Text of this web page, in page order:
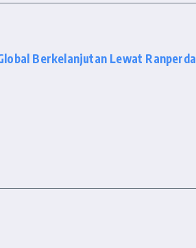
Berkelanjutan Lewat Ranperda